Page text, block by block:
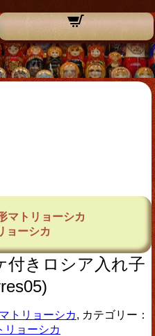
マトリョーシカ
ョーシカ
付きロシア入れ子
トリョーシカ, カテゴリー：
リョーシカ